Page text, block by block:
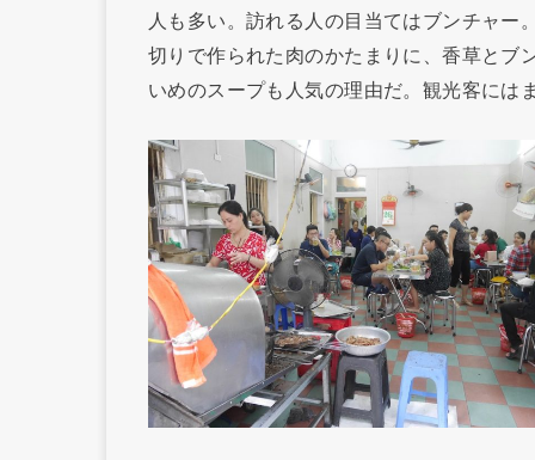
人も多い。訪れる人の目当てはブンチャ
切りで作られた肉のかたまりに、香草とブ
いめのスープも人気の理由だ。観光客には